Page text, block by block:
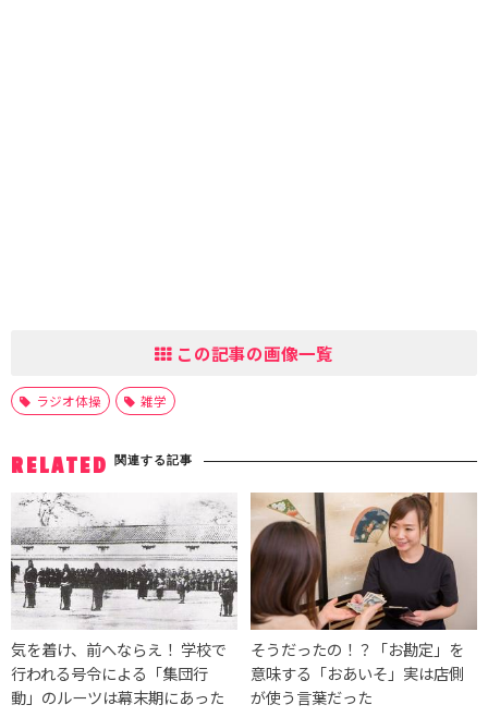
この記事の画像一覧
ラジオ体操 雑学
RELATED 関連する記事
気を着け、前へならえ！ 学校で
行われる号令による「集団行
動」のルーツは幕末期にあった
そうだったの！？「お勘定」を
意味する「おあいそ」実は店側
が使う言葉だった